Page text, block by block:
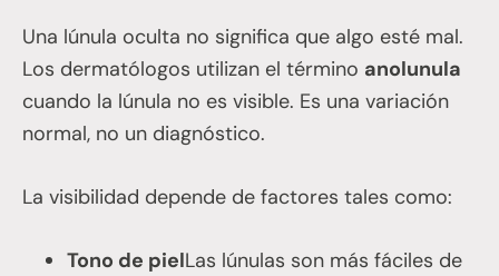
Una lúnula oculta no significa que algo esté mal.
Los dermatólogos utilizan el término anolunula
cuando la lúnula no es visible. Es una variación
normal, no un diagnóstico.
La visibilidad depende de factores tales como:
Tono de pielLas lúnulas son más fáciles de